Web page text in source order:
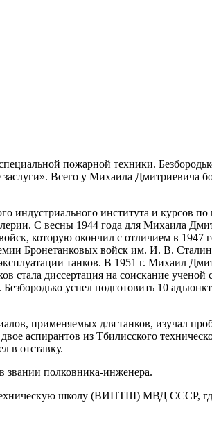
пожарной техники.
Всего у Михаила Дмитриевича
института и курсов по
C весны 1944 года для Михаила
которую окончил с отличием в 1947
Бронетанковых войск им. И. В.
танков. В 1951 г. Михаил
стала диссертация на соискание ученой
успел подготовить 10
применяемых для танков, изучал
аспирантов из Тбилисского
в отставку.
звании полковника-инженера.
школу (ВИПТШ) МВД СССР, где